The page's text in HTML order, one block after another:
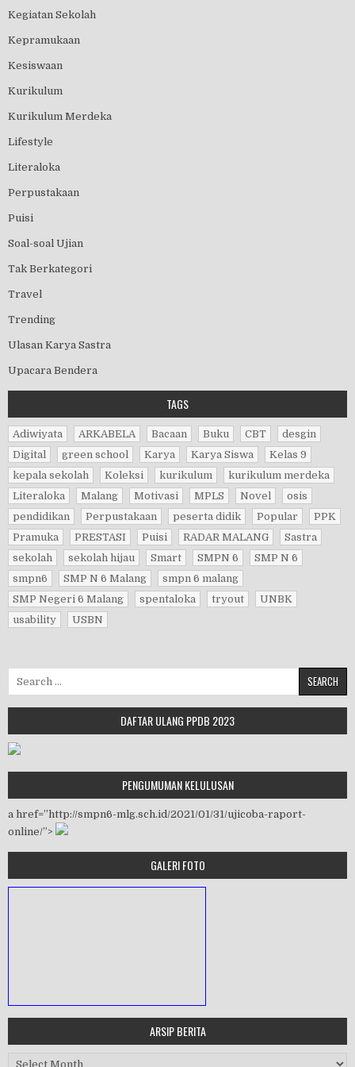
Kegiatan Sekolah
Kepramukaan
Kesiswaan
Kurikulum
Kurikulum Merdeka
Lifestyle
Literaloka
Perpustakaan
Puisi
Soal-soal Ujian
Tak Berkategori
Travel
Trending
Ulasan Karya Sastra
Upacara Bendera
TAGS
Adiwiyata ARKABELA Bacaan Buku CBT
desgin
Digital
green school Karya Karya Siswa
Kelas 9
kepala sekolah
Koleksi kurikulum
kurikulum merdeka
Literaloka
Malang Motivasi MPLS Novel
osis
pendidikan
Perpustakaan peserta didik Popular
PPK
Pramuka
PRESTASI Puisi RADAR MALANG
Sastra
sekolah
sekolah hijau Smart SMPN 6
SMP N 6
smpn6
SMP N 6 Malang
smpn 6 malang
SMP Negeri 6 Malang
spentaloka tryout
UNBK
usability
USBN
Search for:
DAFTAR ULANG PPDB 2023
PENGUMUMAN KELULUSAN
a href=”http://smpn6-mlg.sch.id/2021/01/31/ujicoba-raport-
online/”>
GALERI FOTO
ARSIP BERITA
Arsip Berita